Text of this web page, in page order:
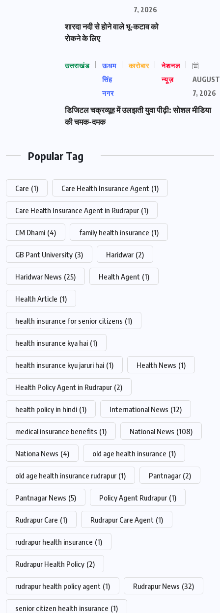
7, 2026
शारदा नदी से होने वाले भू-कटाव को
रोकने के लिए
उत्तराखंड
ऊधम
सिंह
नगर
कारोबार
नेशनल
न्यूज़
AUGUST
7, 2026
डिजिटल चक्रव्यूह में उलझती युवा पीढ़ी: सोशल मीडिया
की चमक-दमक
Popular Tag
Care (1) Care Health Insurance Agent (1)
Care Health Insurance Agent in Rudrapur (1)
CM Dhami (4) family health insurance (1)
GB Pant University (3) Haridwar (2)
Haridwar News (25) Health Agent (1)
Health Article (1)
health insurance for senior citizens (1)
health insurance kya hai (1)
health insurance kyu jaruri hai (1) Health News (1)
Health Policy Agent in Rudrapur (2)
health policy in hindi (1) International News (12)
medical insurance benefits (1) National News (108)
Nationa News (4) old age health insurance (1)
old age health insurance rudrapur (1) Pantnagar (2)
Pantnagar News (5) Policy Agent Rudrapur (1)
Rudrapur Care (1) Rudrapur Care Agent (1)
rudrapur health insurance (1)
Rudrapur Health Policy (2)
rudrapur health policy agent (1) Rudrapur News (32)
senior citizen health insurance (1)